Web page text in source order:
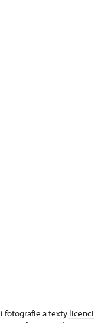
fotografie a texty licenci